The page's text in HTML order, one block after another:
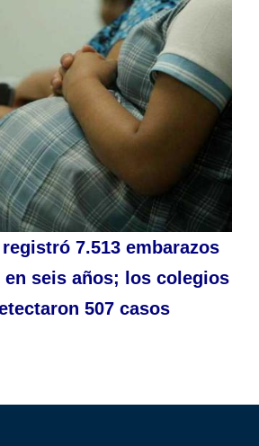
7.513 embarazos
en seis años; los colegios
507 casos